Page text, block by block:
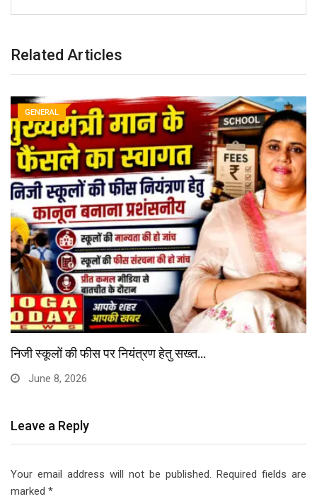
Related Articles
GENERAL
निजी स्कूलों की फीस पर नियंत्रण हेतु सख्त…
June 8, 2026
Leave a Reply
Your email address will not be published. Required fields are
marked *